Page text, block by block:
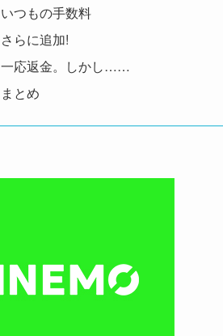
いつもの手数料
さらに追加!
一応返金。しかし……
まとめ